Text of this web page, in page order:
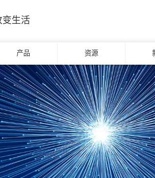
生活
产品 资源